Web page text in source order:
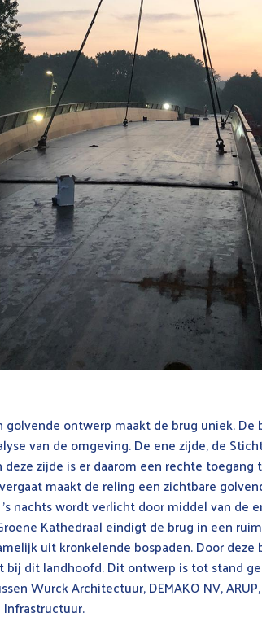
golvende ontwerp maakt de brug uniek.
van de omgeving. De ene zijde, de
deze zijde is er daarom een rechte
maakt de reling een zichtbare
nachts wordt verlicht door middel van de
Kathedraal eindigt de brug in een
uit kronkelende bospaden. Door
bij dit landhoofd. Dit ontwerp is tot stand
Wurck Architectuur, DEMAKO NV,